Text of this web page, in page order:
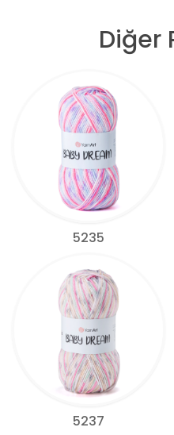
Diğer
5235
5237